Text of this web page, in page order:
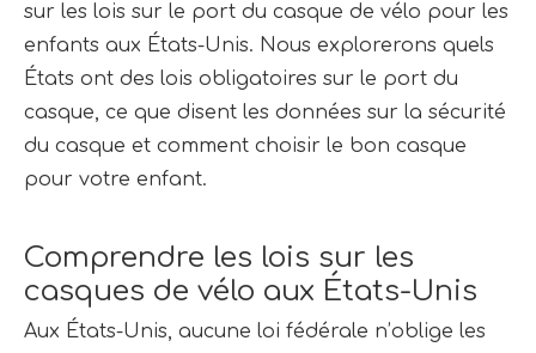
sur les lois sur le port du casque de vélo pour les
enfants aux États-Unis. Nous explorerons quels
États ont des lois obligatoires sur le port du
casque, ce que disent les données sur la sécurité
du casque et comment choisir le bon casque
pour votre enfant.
Comprendre les lois sur les
casques de vélo aux États-Unis
Aux États-Unis, aucune loi fédérale n’oblige les